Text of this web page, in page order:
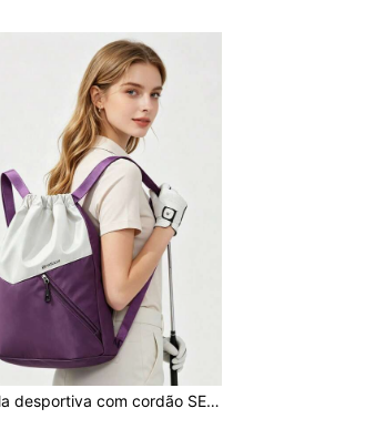
Mochila desportiva com cordão SEYATULLH, leve e impermeável, com bolsos com fecho, para ginásio, viagens e uso diário